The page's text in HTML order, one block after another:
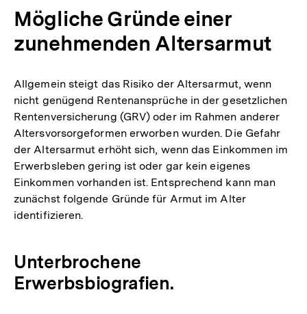
Mögliche Gründe einer
zunehmenden Altersarmut
Allgemein steigt das Risiko der Altersarmut, wenn
nicht genügend Rentenansprüche in der gesetzlichen
Rentenversicherung (GRV) oder im Rahmen anderer
Altersvorsorgeformen erworben wurden. Die Gefahr
der Altersarmut erhöht sich, wenn das Einkommen im
Erwerbsleben gering ist oder gar kein eigenes
Einkommen vorhanden ist. Entsprechend kann man
zunächst folgende Gründe für Armut im Alter
identifizieren.
Unterbrochene
Erwerbsbiografien.